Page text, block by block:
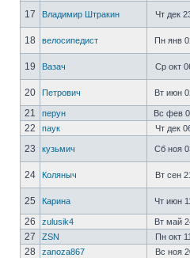
17
Владимир Штракин Чт дек
18
велосипедист Пн янв
19
Вазач Ср окт
20
Петрович Вт июн
21
перун Вс фев
22
паук Чт дек
23
кузьмич Сб ноя
24
Коляныч Вт сен
25
Карина Чт июн
26
zulusik4 Вт май
27
ZSN Пн окт
28
zanoza867 Вс ноя